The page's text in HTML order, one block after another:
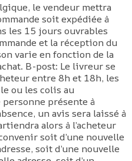
le vendeur mettra
soit expédiée à
les 15 jours ouvrables
et la réception du
varie en fonction de la
B-post: Le livreur se
entre 8h et 18h, les
ou les colis au
présente à
un avis sera laissé à
alors à l’acheteur
soit d’une nouvelle
soit d’une nouvelle